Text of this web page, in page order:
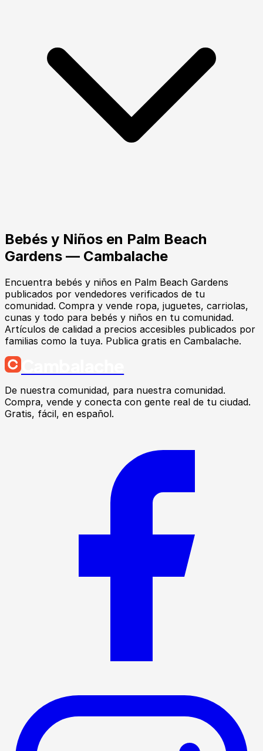
Bebés y Niños en Palm Beach
Gardens — Cambalache
Encuentra bebés y niños en Palm Beach Gardens
publicados por vendedores verificados de tu
comunidad. Compra y vende ropa, juguetes, carriolas,
cunas y todo para bebés y niños en tu comunidad.
Artículos de calidad a precios accesibles publicados por
familias como la tuya. Publica gratis en Cambalache.
De nuestra comunidad, para nuestra comunidad.
Compra, vende y conecta con gente real de tu ciudad.
Gratis, fácil, en español.